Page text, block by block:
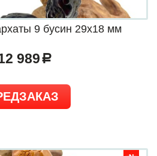
9 бусин 29х18 мм
989 a